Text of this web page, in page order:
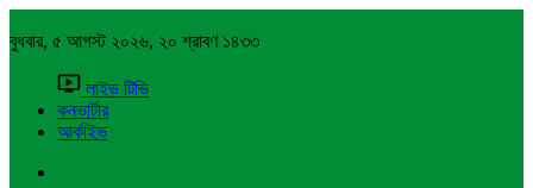
বুধবার, ৫ আগস্ট ২০২৬, ২০ শ্রাবণ ১৪৩৩
লাইভ টিভি
কনভার্টার
আর্কাইভ